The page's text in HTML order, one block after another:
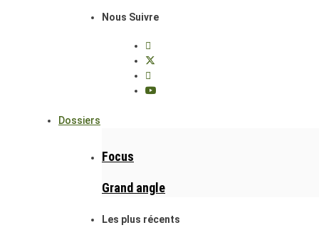
Nous Suivre
Dossiers
Focus
Grand angle
Les plus récents